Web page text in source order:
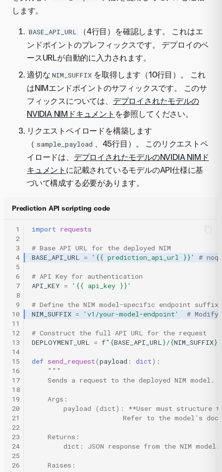
します。
BASE_API_URL
（4行目）を確認します。 これはエ
ンドポイントのプレフィックスです。 デプロイのベ
ースURLが自動的に入力されます。
適切な NIM_SUFFIX を取得します（10行目）。 これ
はNIMエンドポイントのサフィックスです。 このサ
フィックスについては、 デプロイされたモデルの
NVIDIA NIMドキュメント を参照してください。
リクエストペイロードを構築します
（ sample_payload
、45行目）。 このリクエストペ
イロードは、 デプロイされたモデルのNVIDIA NIMド
キュメント に記載されているモデルのAPI仕様に基
づいて構成する必要があります。
Prediction API scripting code
1
2
3
4
5
6
7
8
9
10
11
12
13
14
15
16
17
18
19
20
21
22
23
24
25
26
import requests
# Base API URL for the deployed NIM
BASE_API_URL = '{{ prediction_api_url }}' # noqa
# API Key for authentication
API_KEY = '{{ api_key }}'
# Define the NIM model-specific endpoint suffix
NIM_SUFFIX = 'v1/your-model-endpoint' #
# Construct the full API URL for the request
DEPLOYMENT_URL = f" {BASE_API_URL}/{NIM_SUFFIX}
def send_request(payload : dict):
"""
    Sends a request to the deployed NIM model.
    Args:
payload (dict): **User must structure
Refer to the model’s
    Returns:
        dict: JSON response from the NIM model.
    Raises: